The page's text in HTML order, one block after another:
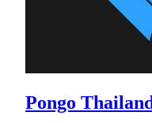
Pongo Thailand